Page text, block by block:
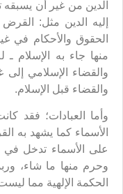
الدين من غير أن
إليه الدين مثل:
الحقوق والأحكام في
منها جاء به الإسلام
والقضاء الإسلامي إلى
والقضاء قبل الإسلام.
وأما العبادات؛ فقد
الأسماء كما يشهد به
على الأسماء تدخل في
وحرم منها ما شاء،
الحكمة الإلهية مما